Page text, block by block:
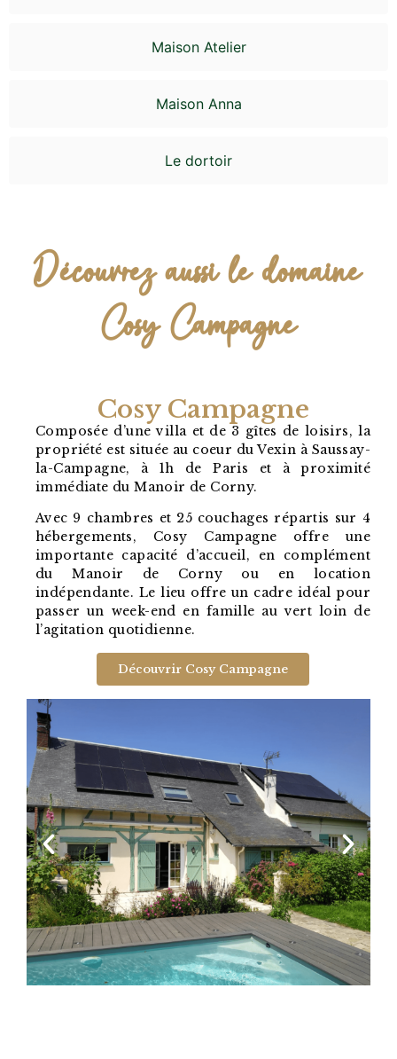
Maison Atelier
Maison Anna
Le dortoir
Découvrez aussi le domaine
Cosy Campagne
Cosy Campagne
Composée d’une villa et de 3 gîtes de loisirs, la
propriété est située au coeur du Vexin à Saussay-
la-Campagne, à 1h de Paris et à proximité
immédiate du Manoir de Corny.
Avec 9 chambres et 25 couchages répartis sur 4
hébergements, Cosy Campagne offre une
importante capacité d’accueil, en complément
du Manoir de Corny ou en location
indépendante. Le lieu offre un cadre idéal pour
passer un week-end en famille au vert loin de
l’agitation quotidienne.
Découvrir Cosy Campagne